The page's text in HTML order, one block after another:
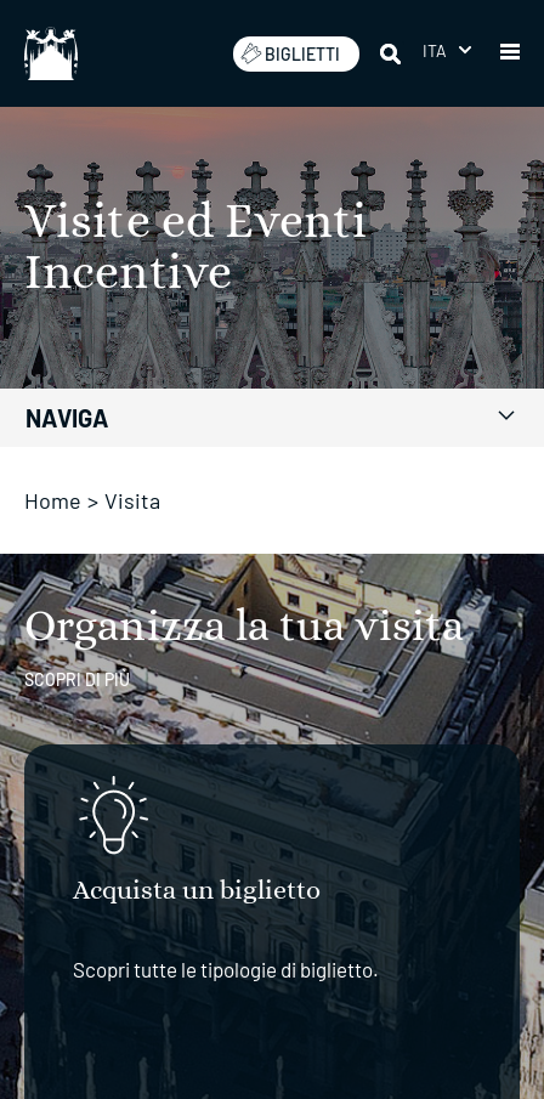
BIGLIETTI ITA
Visite ed Eventi
Incentive
NAVIGA
Home > Visita
Organizza la tua visita
SCOPRI DI PIÙ
Acquista un biglietto
Scopri tutte le tipologie di biglietto.